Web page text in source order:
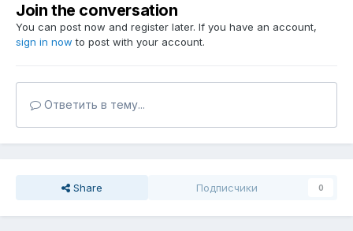
Join the conversation
You can post now and register later. If you have an account,
sign in now to post with your account.
Ответить в тему...
Share Подписчики 0